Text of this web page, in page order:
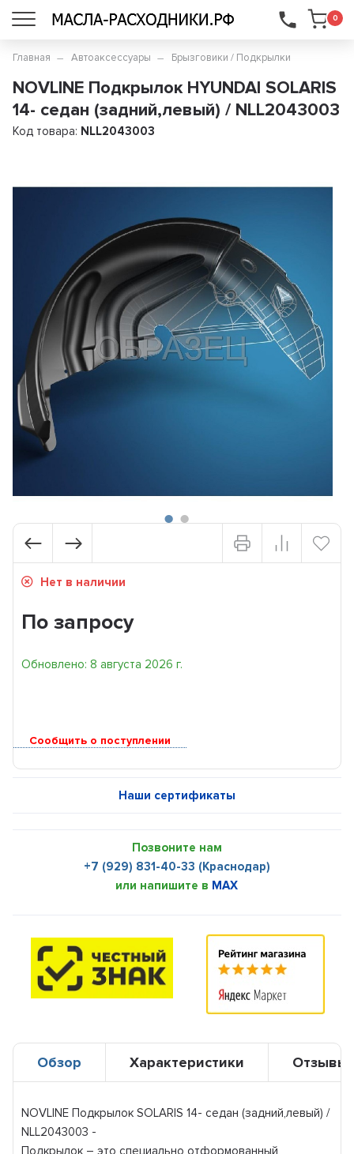
0
...
Главная Автоаксессуары Брызговики / Подкрылки
NOVLINE Подкрылок HYUNDAI SOLARIS
14- седан (задний,левый) / NLL2043003
Код товара: NLL2043003
Нет в наличии
По запросу
Обновлено: 8 августа 2026 г.
Сообщить о поступлении
Наши сертификаты
Позвоните нам
+7 (929) 831-40-33 (Краснодар)
или напишите в MAX
Обзор Характеристики Отзывы
NOVLINE Подкрылок SOLARIS 14- седан (задний,левый) /
NLL2043003 -
Подкрылок – это специально отформованный